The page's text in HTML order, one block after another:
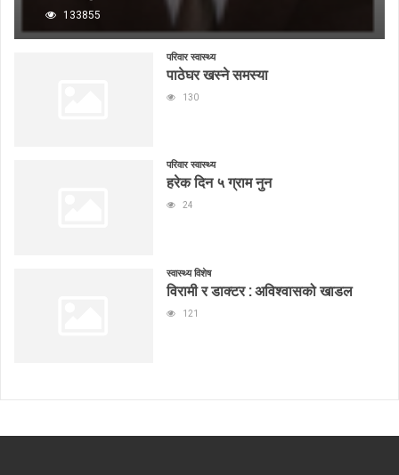
133855
परिवार स्वास्थ्य
पाठेघर खस्ने समस्या
130
परिवार स्वास्थ्य
हरेक दिन ५ ग्राम नुन
24
स्वास्थ्य विशेष
विरामी र डाक्टर : अविश्वासको खाडल
121